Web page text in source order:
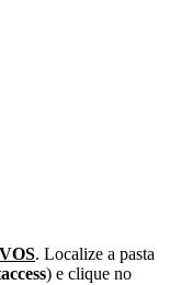
. Localize a pasta
) e clique no